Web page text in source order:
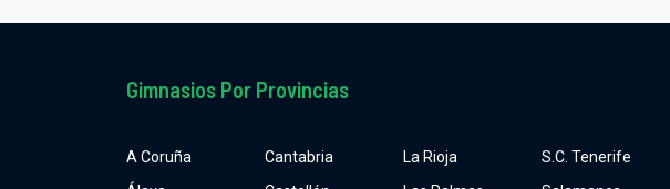
Gimnasios Por Provincias
A Coruña
Cantabria
La Rioja
S.C. Tenerife